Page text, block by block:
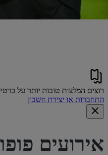
רוצים המלצות טובות יותר על
התחברות או יצירת חשבון
אירועים